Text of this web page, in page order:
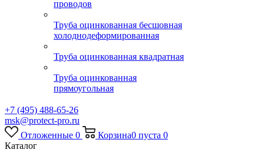
проводов
Труба оцинкованная бесшовная
холоднодеформированная
Труба оцинкованная квадратная
Труба оцинкованная
прямоугольная
+7 (495) 488-65-26
msk@protect-pro.ru
Отложенные 0 Корзина0 пуста 0
Каталог